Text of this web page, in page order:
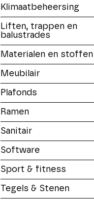
Klimaatbeheersing
Liften, trappen en
balustrades
Materialen en stoffen
Meubilair
Plafonds
Ramen
Sanitair
Software
Sport & fitness
Tegels & Stenen